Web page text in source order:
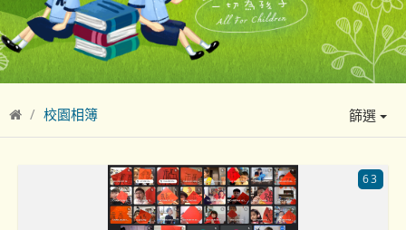
校園相簿 篩選
63